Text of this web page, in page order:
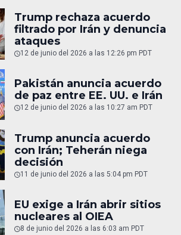
Trump rechaza acuerdo
filtrado por Irán y denuncia
ataques
12 de junio del 2026 a las 12:26 pm PDT
Pakistán anuncia acuerdo
de paz entre EE. UU. e Irán
12 de junio del 2026 a las 10:27 am PDT
Trump anuncia acuerdo
con Irán; Teherán niega
decisión
11 de junio del 2026 a las 5:04 pm PDT
EU exige a Irán abrir sitios
nucleares al OIEA
8 de junio del 2026 a las 6:03 am PDT